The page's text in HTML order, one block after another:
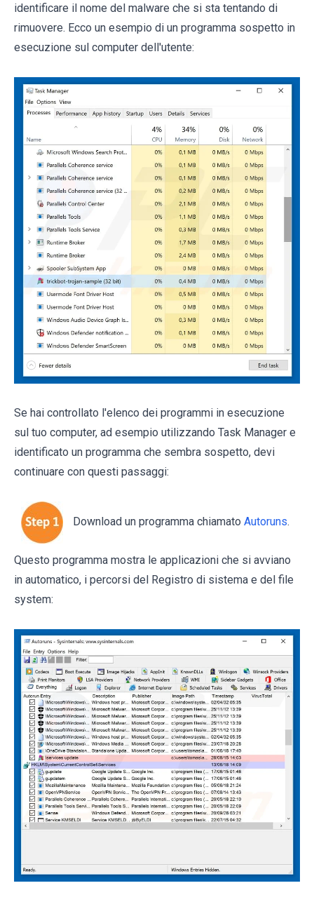
identificare il nome del malware che si sta tentando di
rimuovere. Ecco un esempio di un programma sospetto in
esecuzione sul computer dell'utente:
Se hai controllato l'elenco dei programmi in esecuzione
sul tuo computer, ad esempio utilizzando Task Manager e
identificato un programma che sembra sospetto, devi
continuare con questi passaggi:
Download un programma chiamato Autoruns.
Questo programma mostra le applicazioni che si avviano
in automatico, i percorsi del Registro di sistema e del file
system: